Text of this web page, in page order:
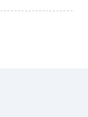
低企业管理成本